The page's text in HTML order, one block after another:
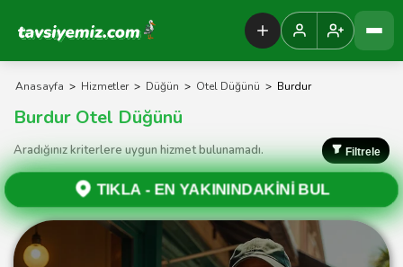
Tavsiyemiz Anasayfa
Anasayfa > Hizmetler > Düğün > Otel Düğünü > Burdur
Burdur Otel Düğünü
Aradığınız kriterlere uygun hizmet bulunamadı. Filtrele
TIKLA -EN YAKININDAKİNİ BUL